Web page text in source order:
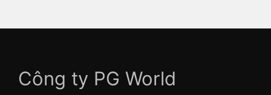
Công ty PG World